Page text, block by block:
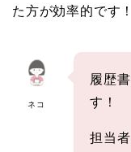
た方が効率的です！
ネコ
履歴
す！
担当